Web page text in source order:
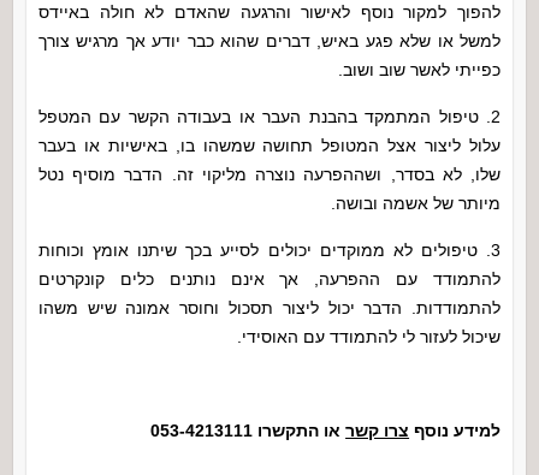
להפוך למקור נוסף לאישור והרגעה שהאדם לא חולה באיידס
למשל או שלא פגע באיש, דברים שהוא כבר יודע אך מרגיש צורך
כפייתי לאשר שוב ושוב.
2. טיפול המתמקד בהבנת העבר או בעבודה הקשר עם המטפל
עלול ליצור אצל המטופל תחושה שמשהו בו, באישיות או בעבר
שלו, לא בסדר, ושההפרעה נוצרה מליקוי זה. הדבר מוסיף נטל
מיותר של אשמה ובושה.
3. טיפולים לא ממוקדים יכולים לסייע בכך שיתנו אומץ וכוחות
להתמודד עם ההפרעה, אך אינם נותנים כלים קונקרטים
להתמודדות. הדבר יכול ליצור תסכול וחוסר אמונה שיש משהו
שיכול לעזור לי להתמודד עם האוסידי.
למידע נוסף צרו קשראו התקשרו 053-4213111